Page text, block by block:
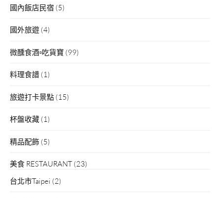
國內飯店民宿 (5)
國外旅遊 (4)
微醺食酒▫吃貨寶 (99)
料理食譜 (1)
旅遊打卡景點 (15)
杯盤收藏 (1)
精品配飾 (5)
美食 RESTAURANT (23)
台北市Taipei (2)